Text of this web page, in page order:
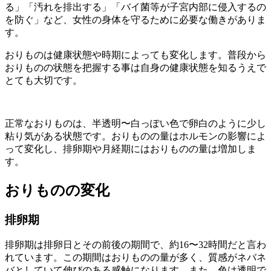
る」「汚れを排出する」「バイ菌等が子宮内部に侵入するの
を防ぐ」など、女性の身体を守るために必要な働きがありま
す。
おりものは健康状態や時期によっても変化します。普段から
おりものの状態を把握する事は自身の健康状態を知るうえで
とても大切です。
正常なおりものは、半透明〜白っぽい色で卵白のように少し
粘り気がある状態です。おりものの量はホルモンの影響によ
って変化し、排卵期や月経期にはおりものの量は増加しま
す。
おりものの変化
排卵期
排卵期は排卵日とその前後の期間で、約16〜32時間だと言わ
れています。この期間はおりものの量が多く、質感がネバネ